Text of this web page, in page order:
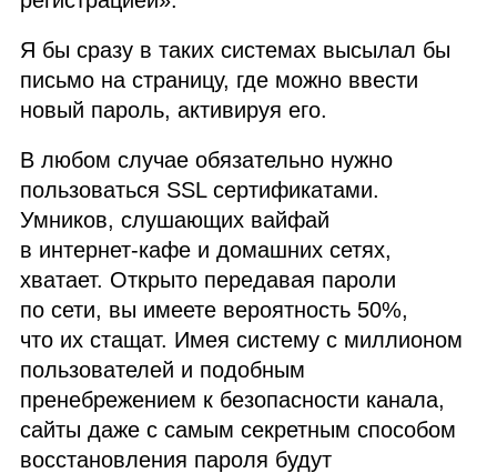
Я бы сразу в таких системах высылал бы
письмо на страницу, где можно ввести
новый пароль, активируя его.
В любом случае обязательно нужно
пользоваться SSL сертификатами.
Умников, слушающих вайфай
в интернет‑кафе и домашних сетях,
хватает. Открыто передавая пароли
по сети, вы имеете вероятность 50%,
что их стащат. Имея систему с миллионом
пользователей и подобным
пренебрежением к безопасности канала,
сайты даже с самым секретным способом
восстановления пароля будут